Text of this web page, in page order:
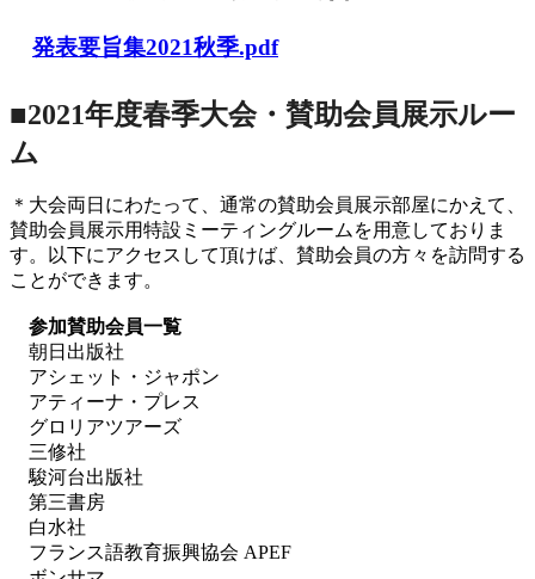
発表要旨集2021秋季.pdf
■2021年度春季大会・賛助会員展示ルー
ム
＊大会両日にわたって、通常の賛助会員展示部屋にかえて、
賛助会員展示用特設ミーティングルームを用意しておりま
す。以下にアクセスして頂けば、賛助会員の方々を訪問する
ことができます。
参加賛助会員一覧
朝日出版社
アシェット・ジャポン
アティーナ・プレス
グロリアツアーズ
三修社
駿河台出版社
第三書房
白水社
フランス語教育振興協会 APEF